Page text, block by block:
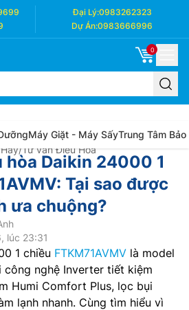
Đại Lý:0983262323
Dự Án:0983666996
0
Máy Giặt - Máy SấyTrung Tâm Bảo
/Tư vấn Điều Hòa
hòa Daikin 24000 1
Tại sao được
ưa chuộng?
lúc 23:31
1 chiều FTKM71AVMV là model
nghệ Inverter tiết kiệm
Humi Comfort Plus, lọc bụi
lạnh nhanh. Cùng tìm hiểu vì